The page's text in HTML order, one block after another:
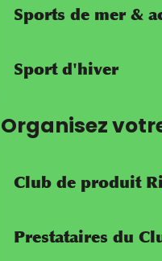
Sports de mer &
Sport d'hiver
Organisez
Club de produit
Prestataires du
séjour ?